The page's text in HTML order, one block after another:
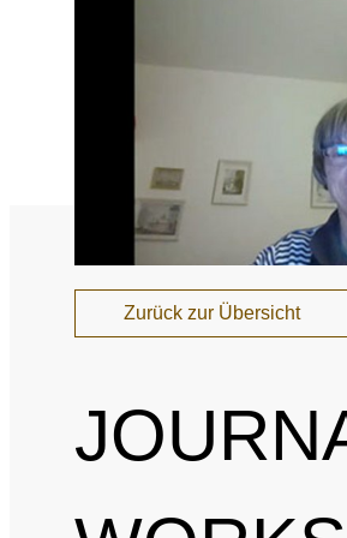
Zurück zur Übersicht